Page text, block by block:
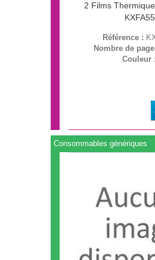
2 Films
Référence :
Nombre de
Couleur :
Consommables génériques